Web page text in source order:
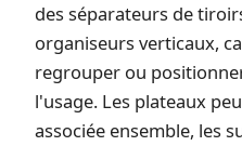
des séparateurs de
organiseurs verticaux,
regrouper ou
l'usage. Les plateaux
associée ensemble, les